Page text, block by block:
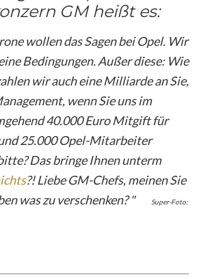
GM heißt es:
wollen das Sagen bei Opel. Wir
Bedingungen. Außer diese: Wie
wir auch eine Milliarde an Sie,
wenn Sie uns im
40.000 Euro Mitgift für
25.000 Opel-Mitarbeiter
Das bringe Ihnen unterm
?! Liebe GM-Chefs, meinen Sie
was zu verschenken? "
Super-Foto: